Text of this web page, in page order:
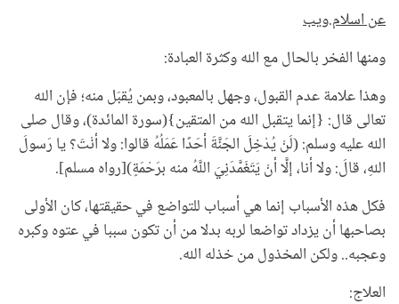
عن اسلام.ويب
ومنها الفخر بالحال مع الله وكثرة العبادة:
وهذا علامة عدم القبول، وجهل بالمعبود، وبمن يُقبَل منه؛ فإن الله
تعالى قال: {إنما يتقبل الله من المتقين}(سورة المائدة)، وقال صلى
الله عليه وسلم: (لَنْ يُدْخِلَ الجَنَّةَ أحَدًا عَمَلُهُ قالوا: ولا أنْتَ؟ يا رَسولَ
اللهِ، قالَ: ولا أنا، إلَّا أنْ يَتَغَمَّدَنِيَ اللَّهُ منه برَحْمَةٍ)[رواه مسلم].
فكل هذه الأسباب إنما هي أسباب للتواضع في حقيقتها، كان الأولى
بصاحبها أن يزداد تواضعا لربه بدلا من أن تكون سببا في عتوه وكبره
وعجبه.. ولكن المخذول من خذله الله.
العلاج: